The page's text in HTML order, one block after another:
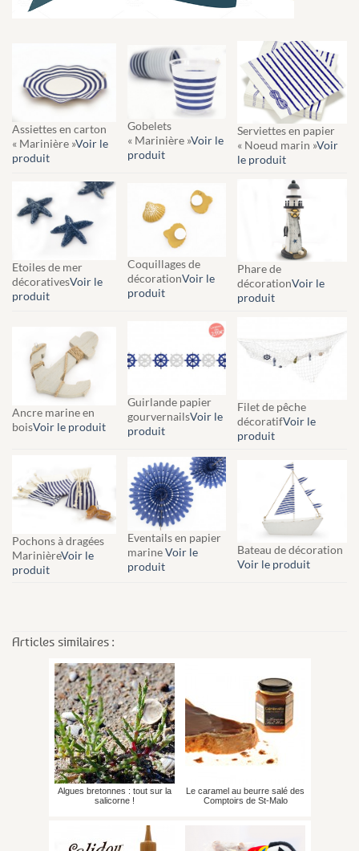
Assiettes en carton
« Marinière »Voir le
produit
Gobelets
« Marinière »Voir le
produit
Serviettes en papier
« Noeud marin »Voir
le produit
Etoiles de mer
décorativesVoir le
produit
Coquillages de
décorationVoir le
produit
Phare de
décorationVoir le
produit
Ancre marine en
boisVoir le produit
Guirlande papier
gourvernailsVoir le
produit
Filet de pêche
décoratifVoir le
produit
Pochons à dragées
MarinièreVoir le
produit
Eventails en papier
marineVoir le
produit
Bateau de décoration
Voir le produit
Articles similaires :
Algues bretonnes : tout sur la
salicorne !
Le caramel au beurre salé des
Comptoirs de St-Malo